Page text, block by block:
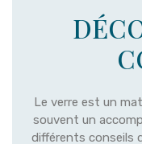
Le verre est un
souvent un
différents conseils